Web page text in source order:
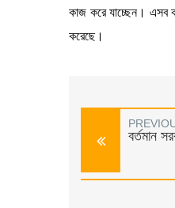
কাজ করে যাচ্ছেন। এসব
করেছে।
বর্তমান